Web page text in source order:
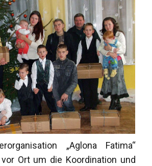
„Aglona Fatima“
Ort um die Koordination und